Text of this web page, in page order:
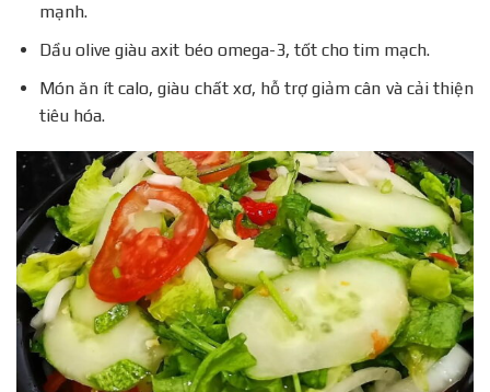
mạnh.
Dầu olive giàu axit béo omega-3, tốt cho tim mạch.
Món ăn ít calo, giàu chất xơ, hỗ trợ giảm cân và cải thiện
tiêu hóa.